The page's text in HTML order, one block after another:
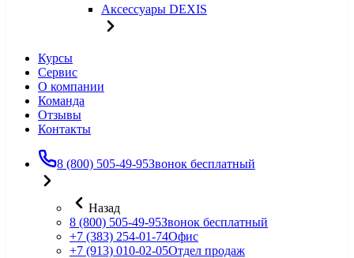
Аксессуары DEXIS
Курсы
Сервис
О компании
Команда
Отзывы
Контакты
8 (800) 505-49-95Звонок бесплатный
Назад
8 (800) 505-49-95Звонок бесплатный
+7 (383) 254-01-74Офис
+7 (913) 010-02-05Отдел продаж